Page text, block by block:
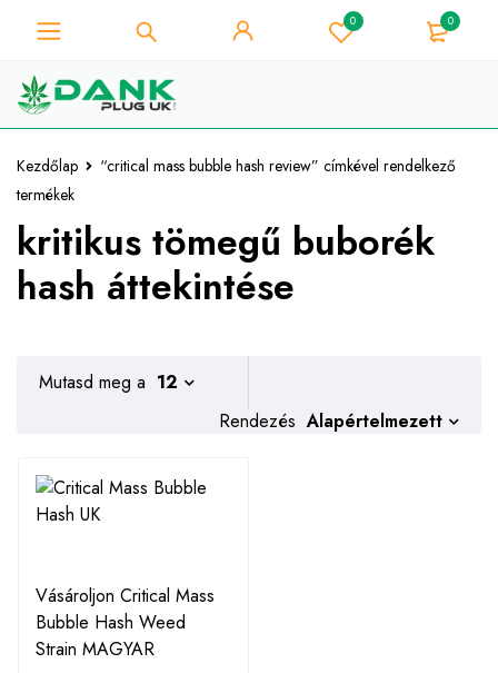
0 0
Kezdőlap
“critical mass bubble hash review” címkével rendelkező
termékek
kritikus tömegű buborék
hash áttekintése
Rendezés Alapértelmezett
Mutasd meg a 12
Vásároljon Critical Mass
Bubble Hash Weed
Strain MAGYAR
A fű szerelmese - Get 10% azonnali
kedvezmény minden vásárlás -
Megvan!